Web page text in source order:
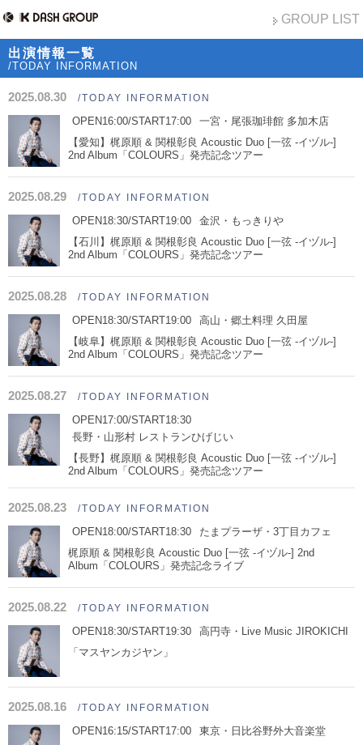
GROUP LIST
出演情報一覧
/TODAY INFORMATION
2025.08.30 /TODAY INFORMATION
OPEN16:00/START17:00
一宮・尾張珈琲館 多加木店
【愛知】梶原順 & 関根彰良 Acoustic Duo [一弦 -イヅル-]
2nd Album「COLOURS」発売記念ツアー
2025.08.29 /TODAY INFORMATION
OPEN18:30/START19:00
金沢・もっきりや
【石川】梶原順 & 関根彰良 Acoustic Duo [一弦 -イヅル-]
2nd Album「COLOURS」発売記念ツアー
2025.08.28 /TODAY INFORMATION
OPEN18:30/START19:00
高山・郷土料理 久田屋
【岐阜】梶原順 & 関根彰良 Acoustic Duo [一弦 -イヅル-]
2nd Album「COLOURS」発売記念ツアー
2025.08.27 /TODAY INFORMATION
OPEN17:00/START18:30
長野・山形村 レストランひげじい
【長野】梶原順 & 関根彰良 Acoustic Duo [一弦 -イヅル-]
2nd Album「COLOURS」発売記念ツアー
2025.08.23 /TODAY INFORMATION
OPEN18:00/START18:30
たまプラーザ・3丁目カフェ
梶原順 & 関根彰良 Acoustic Duo [一弦 -イヅル-] 2nd
Album「COLOURS」発売記念ライブ
2025.08.22 /TODAY INFORMATION
OPEN18:30/START19:30
高円寺・Live Music JIROKICHI
「マスヤンカジヤン」
2025.08.16 /TODAY INFORMATION
OPEN16:15/START17:00
東京・日比谷野外大音楽堂